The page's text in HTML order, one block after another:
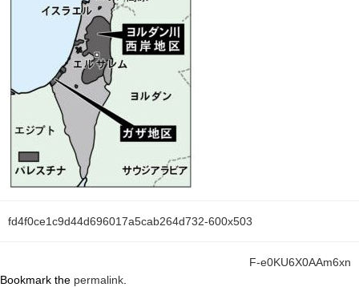
fd4f0ce1c9d44d696017a5cab264d732-600x503
F-e0KU6X0AAm6xn
Bookmark the permalink